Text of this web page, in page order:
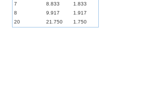
7
8.833
1.833
8
9.917
1.917
20
21.750 1.750